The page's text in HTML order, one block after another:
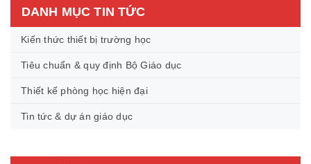
DANH MỤC TIN TỨC
Kiến thức thiết bị trường học
Tiêu chuẩn & quy định Bộ Giáo dục
Thiết kế phòng học hiện đại
Tin tức & dự án giáo dục